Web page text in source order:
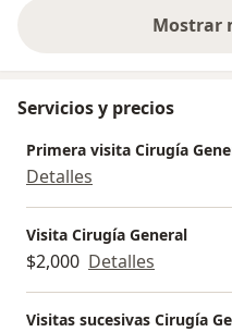
Mostrar
Servicios y precios
Primera visita Cirugía
Detalles
Visita Cirugía General
$2,000 Detalles
Visitas sucesivas Cirugía